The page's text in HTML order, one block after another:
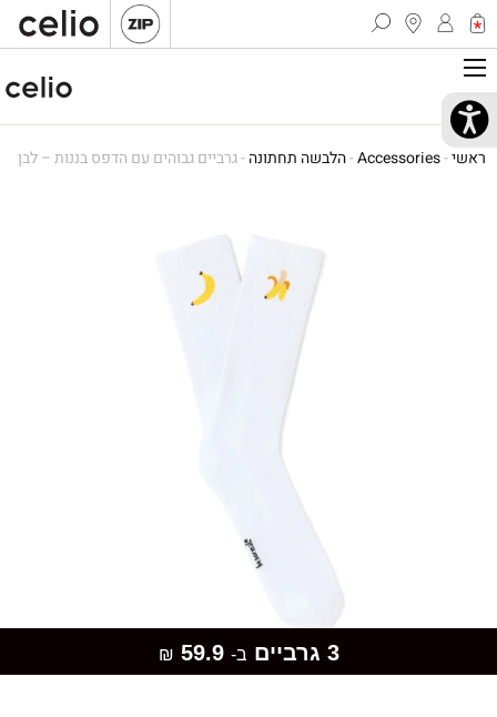
ראשי-
Accessories
-הלבשה תחתונה-גרביים גבוהים עם הדפס בננות – לבן
3 גרביים ב- 59.9
₪